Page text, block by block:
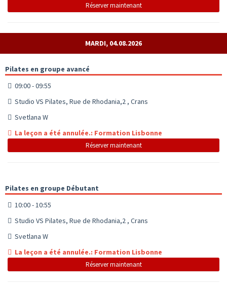
Réserver maintenant
MARDI, 04.08.2026
Pilates en groupe avancé
09:00 - 09:55
Studio VS Pilates, Rue de Rhodania,2 , Crans
Svetlana W
La leçon a été annulée.: Formation Lisbonne
Réserver maintenant
Pilates en groupe Débutant
10:00 - 10:55
Studio VS Pilates, Rue de Rhodania,2 , Crans
Svetlana W
La leçon a été annulée.: Formation Lisbonne
Réserver maintenant